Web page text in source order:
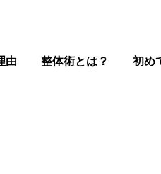
由 整体術とは？ 初め